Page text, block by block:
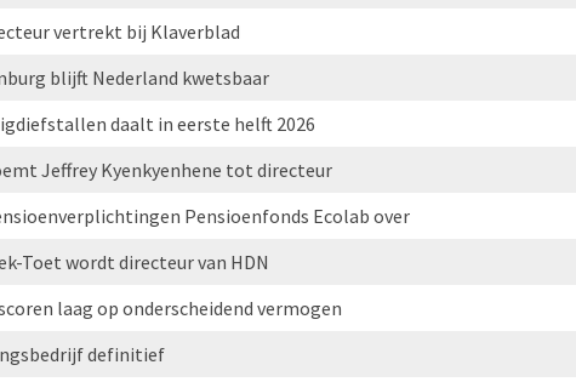
vertrekt bij Klaverblad
blijft Nederland kwetsbaar
daalt in eerste helft 2026
Jeffrey Kyenkyenhene tot directeur
Pensioenfonds Ecolab over
Toet wordt directeur van HDN
laag op onderscheidend vermogen
definitief